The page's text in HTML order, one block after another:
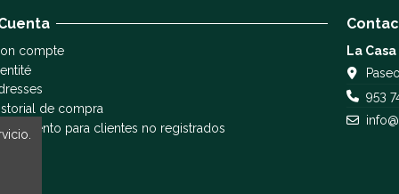
compte
de compra
para clientes no registrados
La
953